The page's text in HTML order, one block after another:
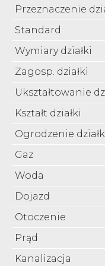
Przeznaczenie
Standard
Wymiary działki
Zagosp. działki
Ukształtowanie
Kształt działki
Ogrodzenie
Gaz
Woda
Dojazd
Otoczenie
Prąd
Kanalizacja